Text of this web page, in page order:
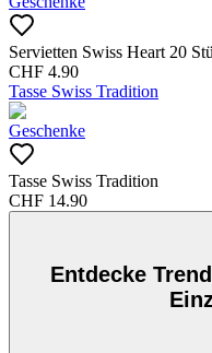
Servietten Swiss Heart 20
CHF 4.90
Tasse Swiss Tradition
Geschenke
Tasse Swiss Tradition
CHF 14.90
Entdecke